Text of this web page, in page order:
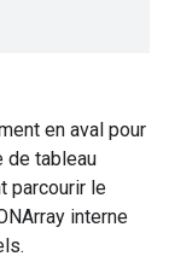
en aval pour
de tableau
parcourir le
interne